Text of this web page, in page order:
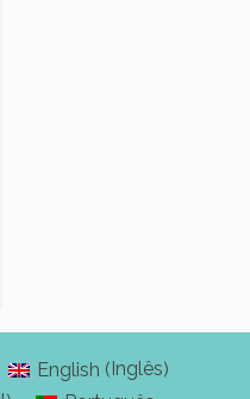
English ( Inglês)